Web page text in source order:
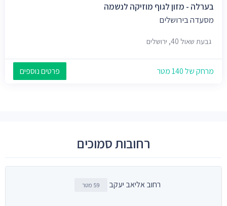
בערלה - מזון לגוף מוזיקה לנשמה
מסעדה בירושלים
גבעת שאול 40, ירושלים
מרחק של 140 מטר פרטים נוספים
רחובות סמוכים
רחוב אליאב יעקב 59 מטר